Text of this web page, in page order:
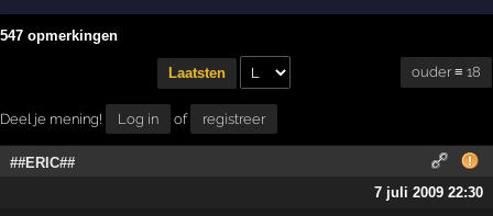
547 opmerkingen
Laatsten ouder ≡ 18
Deel je mening! Log in of registreer
##ERIC##
7 juli 2009 22:30